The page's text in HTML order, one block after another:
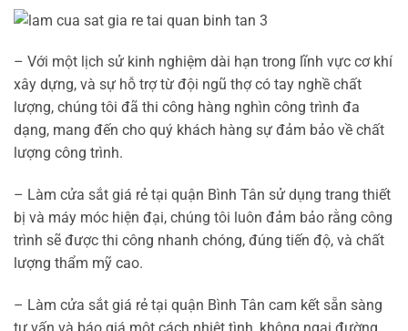
– Với một lịch sử kinh nghiệm dài hạn trong lĩnh vực cơ khí
xây dựng, và sự hỗ trợ từ đội ngũ thợ có tay nghề chất
lượng, chúng tôi đã thi công hàng nghìn công trình đa
dạng, mang đến cho quý khách hàng sự đảm bảo về chất
lượng công trình.
– Làm cửa sắt giá rẻ tại quận Bình Tân sử dụng trang thiết
bị và máy móc hiện đại, chúng tôi luôn đảm bảo rằng công
trình sẽ được thi công nhanh chóng, đúng tiến độ, và chất
lượng thẩm mỹ cao.
– Làm cửa sắt giá rẻ tại quận Bình Tân cam kết sẵn sàng